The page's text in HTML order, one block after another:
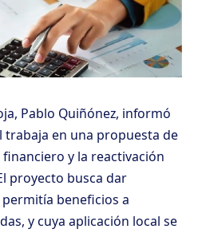
Pablo Quiñónez, informó
trabaja en una propuesta de
y la reactivación
proyecto busca dar
beneficios a
y cuya aplicación local se